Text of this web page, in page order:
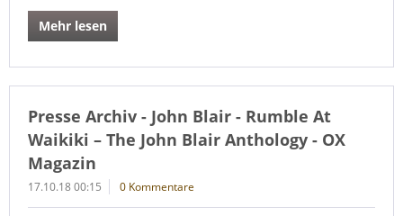
Mehr lesen
Presse Archiv - John Blair - Rumble At
Waikiki – The John Blair Anthology - OX
Magazin
17.10.18 00:15 0 Kommentare